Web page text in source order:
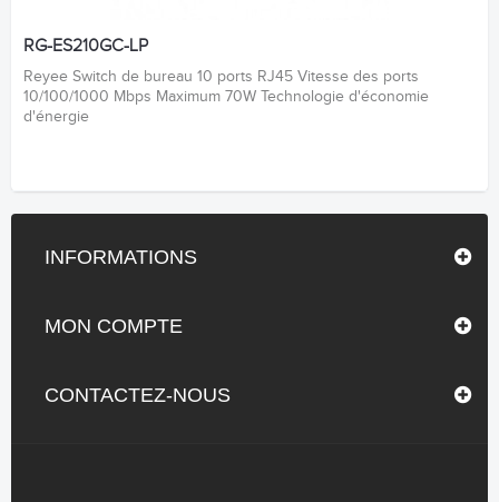
RG-ES210GC-LP
Reyee Switch de bureau 10 ports RJ45 Vitesse des ports
10/100/1000 Mbps Maximum 70W Technologie d'économie
d'énergie
INFORMATIONS
MON COMPTE
CONTACTEZ-NOUS